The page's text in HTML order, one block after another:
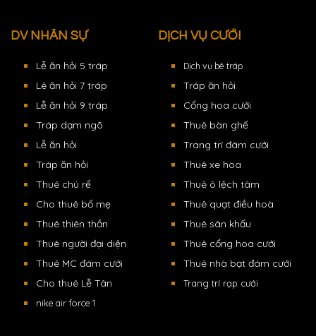
DV NHÂN SỰ
Lễ ăn hỏi 5 tráp
Lê ăn hỏi 7 tráp
Lễ ăn hỏi 9 tráp
Tráp dạm ngõ
Lễ ăn hỏi
Tráp ăn hỏi
Thuê chú rể
Cho thuê bố mẹ
Thuê thiên thần
Thuê người đại diện
Thuê MC đám cưới
Cho thuê Lễ Tân
nike air force 1
DỊCH VỤ CƯỚI
Dịch vụ bê tráp
Tráp ăn hỏi
Cổng hoa cưới
Thuê bàn ghế
Trang trí đám cưới
Thuê xe hoa
Thuê ô lệch tâm
Thuê quạt điều hoà
Thuê sân khấu
Thuê cổng hoa cưới
Thuê nhà bạt đám cưới
Trang trí rạp cưới